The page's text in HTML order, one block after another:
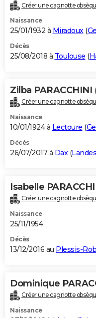
Créer une cagnotte
Naissance
25/01/1932 à Miradoux(
Décès
25/08/2018 à Toulouse (
Zilba PARACCHINI
Créer une cagnotte
Naissance
10/01/1924 à Lectoure (
Décès
26/07/2017 à Dax(Landes
Isabelle
Créer une cagnotte
Naissance
25/11/1954
Décès
13/12/2016 au Plessis-
Dominique
Créer une cagnotte
Naissance